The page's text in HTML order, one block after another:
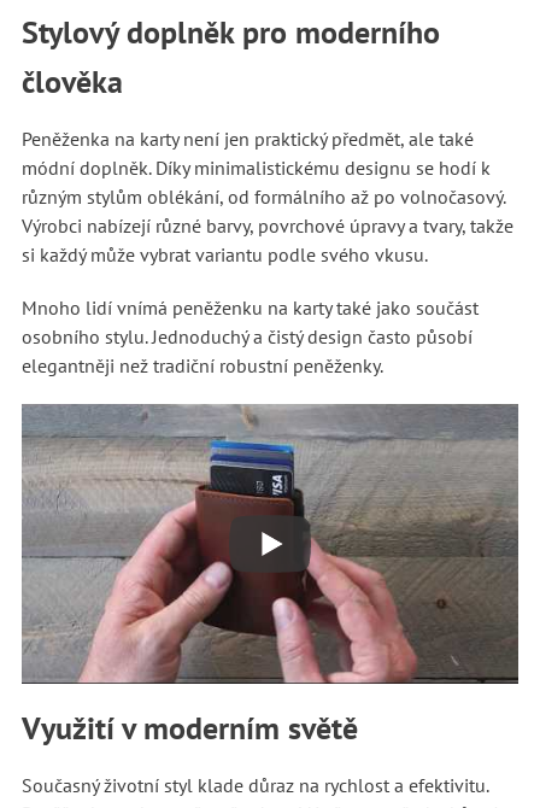
Stylový doplněk pro moderního
člověka
Peněženka na karty není jen praktický předmět, ale také
módní doplněk. Díky minimalistickému designu se hodí k
různým stylům oblékání, od formálního až po volnočasový.
Výrobci nabízejí různé barvy, povrchové úpravy a tvary, takže
si každý může vybrat variantu podle svého vkusu.
Mnoho lidí vnímá peněženku na karty také jako součást
osobního stylu. Jednoduchý a čistý design často působí
elegantněji než tradiční robustní peněženky.
Využití v moderním světě
Současný životní styl klade důraz na rychlost a efektivitu.